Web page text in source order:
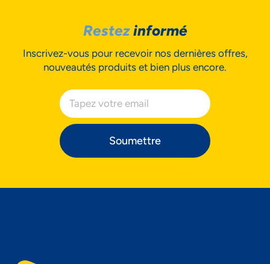
Business
Assistance
Restezinformé
Inscrivez-vous pour recevoir nos dernières offres,
nouveautés produits et bien plus encore.
Soumettre